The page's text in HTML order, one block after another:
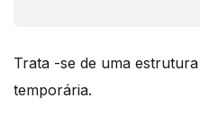
Trata -se de uma
temporária.